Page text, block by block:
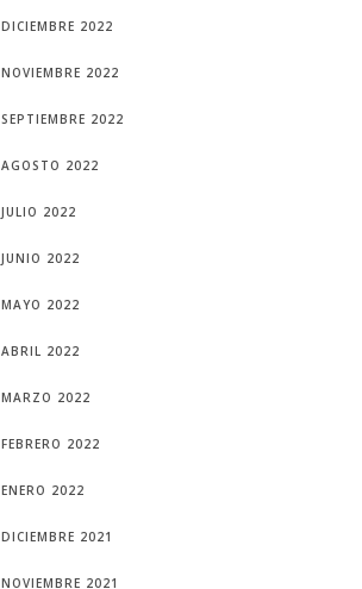
DICIEMBRE 2022
NOVIEMBRE 2022
SEPTIEMBRE 2022
AGOSTO 2022
JULIO 2022
JUNIO 2022
MAYO 2022
ABRIL 2022
MARZO 2022
FEBRERO 2022
ENERO 2022
DICIEMBRE 2021
NOVIEMBRE 2021